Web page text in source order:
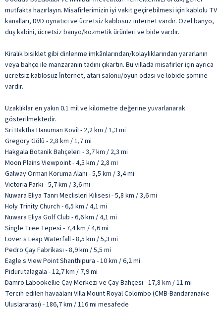
mutfakta hazırlayın. Misafirlerimizin iyi vakit geçirebilmesi için kablolu TV
kanalları, DVD oynatıcı ve ücretsiz kablosuz internet vardır. Özel banyo,
duş kabini, ücretsiz banyo/kozmetik ürünleri ve bide vardır.
Kiralık bisiklet gibi dinlenme imkânlarından/kolaylıklarından yararlanın
veya bahçe ile manzaranın tadını çıkartın. Bu villada misafirler için ayrıca
ücretsiz kablosuz İnternet, atari salonu/oyun odası ve lobide şömine
vardır.
Uzaklıklar en yakın 0.1 mil ve kilometre değerine yuvarlanarak
gösterilmektedir.
Sri Baktha Hanuman Kovil - 2,2 km / 1,3 mi
Gregory Gölü - 2,8 km / 1,7 mi
Hakgala Botanik Bahçeleri - 3,7 km / 2,3 mi
Moon Plains Viewpoint - 4,5 km / 2,8 mi
Galway Orman Koruma Alanı - 5,5 km / 3,4 mi
Victoria Parkı - 5,7 km / 3,6 mi
Nuwara Eliya Tanrı Meclisleri Kilisesi - 5,8 km / 3,6 mi
Holy Trinity Church - 6,5 km / 4,1 mi
Nuwara Eliya Golf Club - 6,6 km / 4,1 mi
Single Tree Tepesi - 7,4 km / 4,6 mi
Lover s Leap Waterfall - 8,5 km / 5,3 mi
Pedro Çay Fabrikası - 8,9 km / 5,5 mi
Eagle s View Point Shanthipura - 10 km / 6,2 mi
Pidurutalagala - 12,7 km / 7,9 mi
Damro Labookellie Çay Merkezi ve Çay Bahçesi - 17,8 km / 11 mi
Tercih edilen havaalanı Villa Mount Royal Colombo (CMB-Bandaranaike
Uluslararası) - 186,7 km / 116 mi mesafede